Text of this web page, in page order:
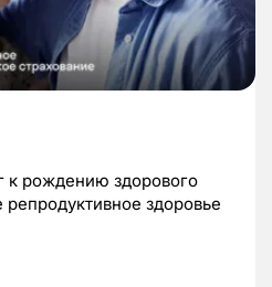
к рождению здорового
здоровье